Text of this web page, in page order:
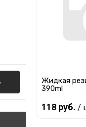
Жидкая
390ml
118 руб. /